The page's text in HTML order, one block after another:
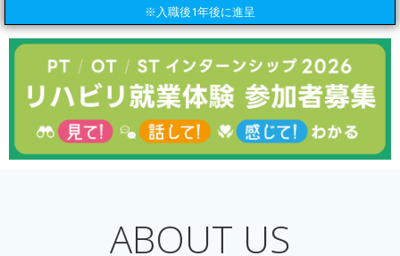
※入職後1年後に進呈
ABOUT US